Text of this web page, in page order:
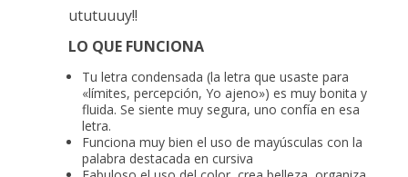
ututuuuy!!
LO QUE FUNCIONA
Tu letra condensada (la letra que usaste para
«límites, percepción, Yo ajeno») es muy bonita y
fluida. Se siente muy segura, uno confía en esa
letra.
Funciona muy bien el uso de mayúsculas con la
palabra destacada en cursiva